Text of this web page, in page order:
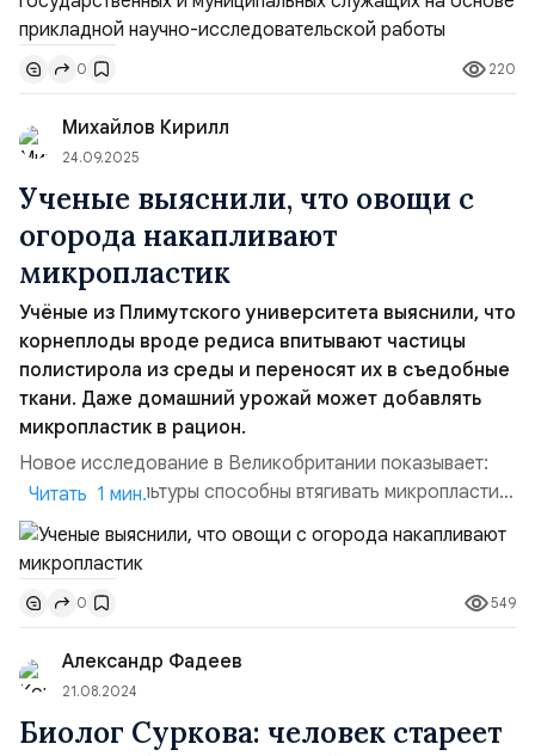
государственных служащих, который является не
только механизмом повышения эффективности
управления, но и важным элементом
антикоррупционной политики государства. Несмотря
на с...
0 220
Михайлов Кирилл
24.09.2025
Ученые выяснили, что овощи с
огорода накапливают
микропластик
Учёные из Плимутского университета выяснили, что
корнеплоды вроде редиса впитывают частицы
полистирола из среды и переносят их в съедобные
ткани. Даже домашний урожай может добавлять
микропластик в рацион.
Новое исследование в Великобритании показывает:
огородные культуры способны втягивать микропластик
из окружающей среды — и переносить его туда, где мы
этого совсем не ждём. В гидропонной системе
растения пять дней держали в растворе с
микрочастицами полистирола. Контакт с
загрязнителем был только у самых тонких,
несъедобных корешков, однако анализ обнар...
Читать 1 мин.
0 549
Александр Фадеев
21.08.2024
Биолог Суркова: человек стареет